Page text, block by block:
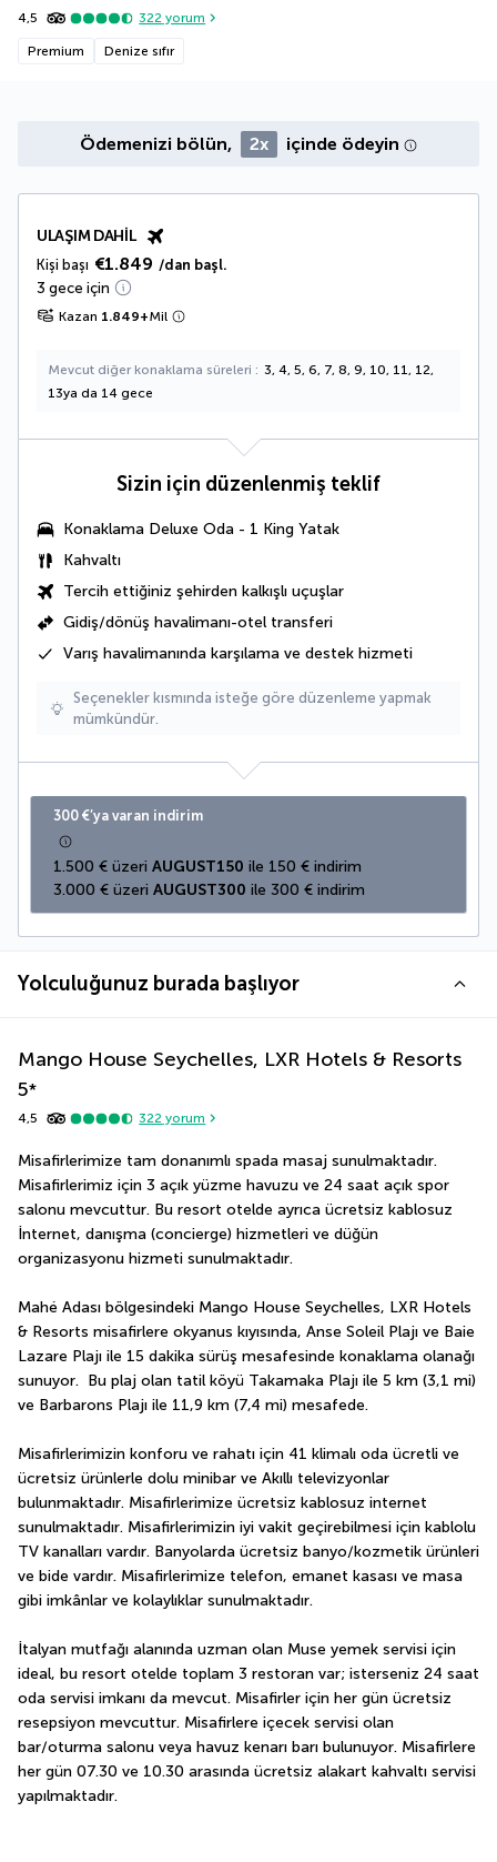
4,5 322 yorum
Premium Denize sıfır
Ödemenizi bölün, 2x içinde ödeyin
ULAŞIM DAHIL
Kişi başı €1.849 /dan başl.
3 gece için
Kazan 1.849+Mil
Mevcut diğer konaklama süreleri
3, 4, 5, 6, 7, 8, 9, 10, 11, 12,
13ya da 14 gece
Sizin için düzenlenmiş teklif
Konaklama Deluxe Oda - 1 King Yatak
Kahvaltı
Tercih ettiğiniz şehirden kalkışlı uçuşlar
Gidiş/dönüş havalimanı-otel transferi
Varış havalimanında karşılama ve destek hizmeti
Seçenekler kısmında isteğe göre düzenleme yapmak
mümkündür.
300 €’ya varan indirim
1.500 € üzeri AUGUST150 ile 150 € indirim
3.000 € üzeri AUGUST300 ile 300 € indirim
Yolculuğunuz burada başlıyor
Mango House Seychelles, LXR Hotels & Resorts
5*
4,5 322 yorum
Misafirlerimize tam donanımlı spada masaj sunulmaktadır.
Misafirlerimiz için 3 açık yüzme havuzu ve 24 saat açık spor
salonu mevcuttur. Bu resort otelde ayrıca ücretsiz kablosuz
İnternet, danışma (concierge) hizmetleri ve düğün
organizasyonu hizmeti sunulmaktadır.
Mahé Adası bölgesindeki Mango House Seychelles, LXR Hotels
& Resorts misafirlere okyanus kıyısında, Anse Soleil Plajı ve Baie
Lazare Plajı ile 15 dakika sürüş mesafesinde konaklama olanağı
sunuyor.  Bu plaj olan tatil köyü Takamaka Plajı ile 5 km (3,1 mi)
ve Barbarons Plajı ile 11,9 km (7,4 mi) mesafede.
Misafirlerimizin konforu ve rahatı için 41 klimalı oda ücretli ve
ücretsiz ürünlerle dolu minibar ve Akıllı televizyonlar
bulunmaktadır. Misafirlerimize ücretsiz kablosuz internet
sunulmaktadır. Misafirlerimizin iyi vakit geçirebilmesi için kablolu
TV kanalları vardır. Banyolarda ücretsiz banyo/kozmetik ürünleri
ve bide vardır. Misafirlerimize telefon, emanet kasası ve masa
gibi imkânlar ve kolaylıklar sunulmaktadır.
İtalyan mutfağı alanında uzman olan Muse yemek servisi için
ideal, bu resort otelde toplam 3 restoran var; isterseniz 24 saat
oda servisi imkanı da mevcut. Misafirler için her gün ücretsiz
resepsiyon mevcuttur. Misafirlere içecek servisi olan
bar/oturma salonu veya havuz kenarı barı bulunuyor. Misafirlere
her gün 07.30 ve 10.30 arasında ücretsiz alakart kahvaltı servisi
yapılmaktadır.